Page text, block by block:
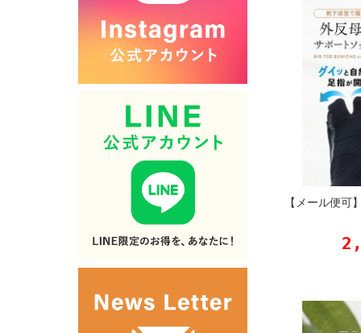
【メール便可